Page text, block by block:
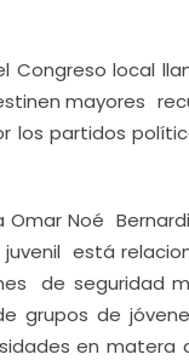
Congreso local
mayores
los partidos
Omar Noé
está
de seguridad
grupos de
en matera